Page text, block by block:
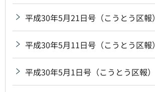
平成30年5月21日号（こうとう区報）
平成30年5月11日号（こうとう区報）
平成30年5月1日号（こうとう区報）